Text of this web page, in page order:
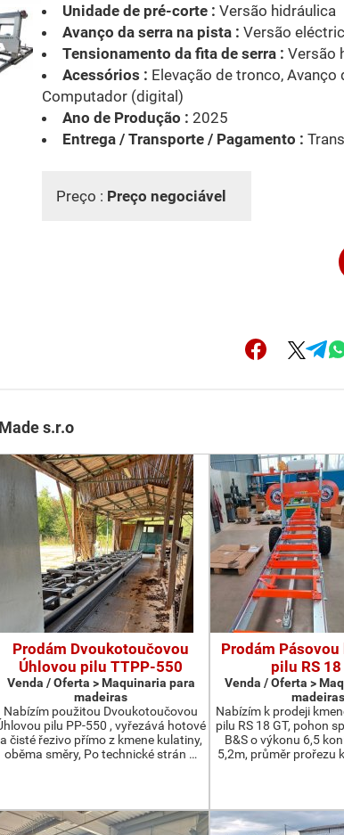
Unidade de pré-corte : Versão hidráulica
Avanço da serra na pista : Versão
Tensionamento da fita de serra : Versão
Acessórios : Elevação de tronco, Avanço
Computador (digital)
Ano de Produção : 2025
Entrega / Transporte / Pagamento :
Preço : Preço negociável
s.r.o
Prodám Dvoukotoučovou
Úhlovou pilu TTPP-550
Venda / Oferta > Maquinaria para
madeiras
Nabízím použitou Dvoukotoučovou
pilu PP-550 , vyřezává hotové
a čisté řezivo přímo z kmene kulatiny,
oběma směry, Po technické strán …
Prodám
pilu RS 18
Venda / Oferta >
madeiras
Nabízím k prodeji
pilu RS 18 GT, pohon
B&S o výkonu 6,5
5,2m, průměr prořezu